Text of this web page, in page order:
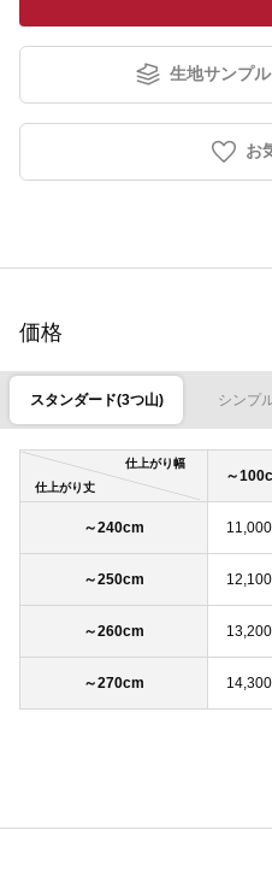
生地サンプ
お
価格
スタンダード(3つ山) シンプ
仕上がり幅
仕上がり丈
～
～240cm
～250cm
～260cm
～270cm